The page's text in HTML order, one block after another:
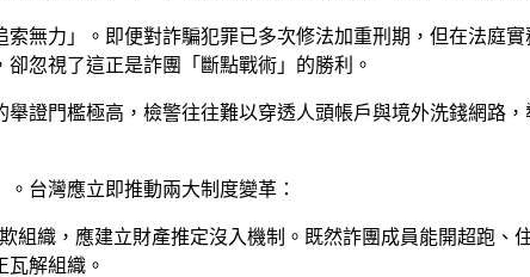
無力」。即便對詐騙犯罪已多次修法加重刑期，但在法庭
忽視了這正是詐團「斷點戰術」的勝利。
證門檻極高，檢警往往難以穿透人頭帳戶與境外洗錢網路
台灣應立即推動兩大制度變革：
組織，應建立財產推定沒入機制。既然詐團成員能開超跑
解組織。